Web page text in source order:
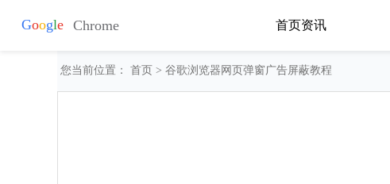
首页资讯
您当前位置： 首页 > 谷歌浏览器网页弹窗广告屏蔽教程